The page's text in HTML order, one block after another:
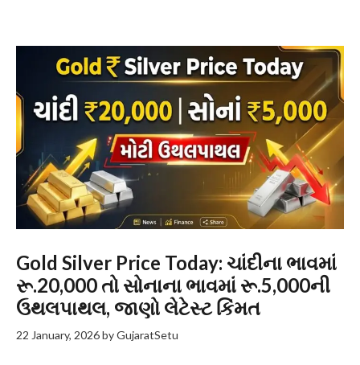
Gold Silver Price Today: ચાંદીના ભાવમાં
રૂ.20,000 તો સોનાના ભાવમાં રૂ.5,000ની
ઉથલપાથલ, જાણો લેટેસ્ટ કિંમત
22 January, 2026byGujaratSetu